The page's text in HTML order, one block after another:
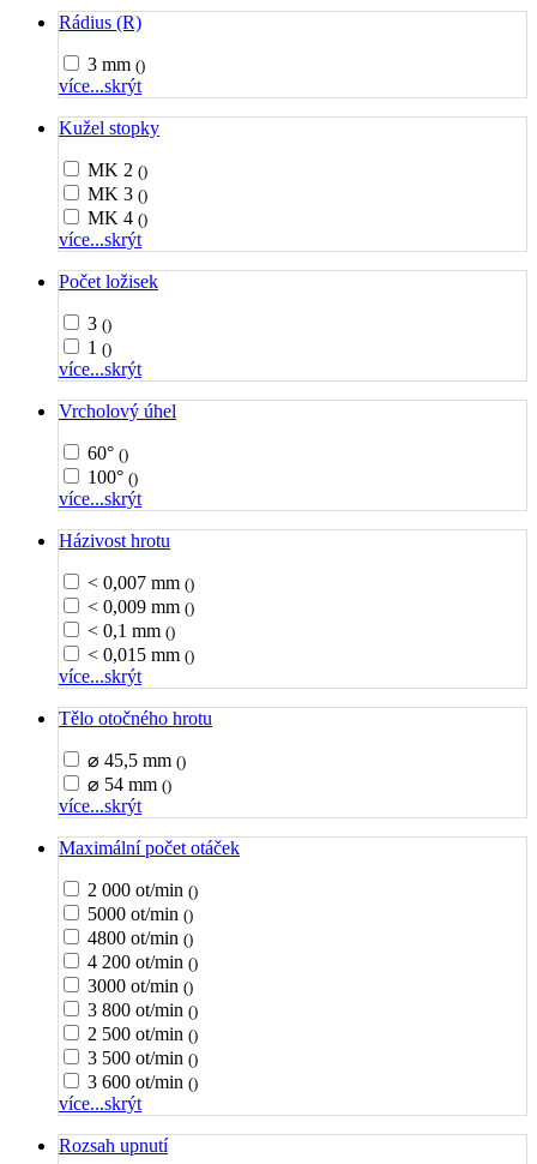
Rádius (R)
3 mm ()
více...skrýt
Kužel stopky
MK 2 ()
MK 3 ()
MK 4 ()
více...skrýt
Počet ložisek
3 ()
1 ()
více...skrýt
Vrcholový úhel
60° ()
100° ()
více...skrýt
Házivost hrotu
< 0,007 mm ()
< 0,009 mm ()
< 0,1 mm ()
< 0,015 mm ()
více...skrýt
Tělo otočného hrotu
⌀ 45,5 mm ()
⌀ 54 mm ()
více...skrýt
Maximální počet otáček
2 000 ot/min ()
5000 ot/min ()
4800 ot/min ()
4 200 ot/min ()
3000 ot/min ()
3 800 ot/min ()
2 500 ot/min ()
3 500 ot/min ()
3 600 ot/min ()
více...skrýt
Rozsah upnutí